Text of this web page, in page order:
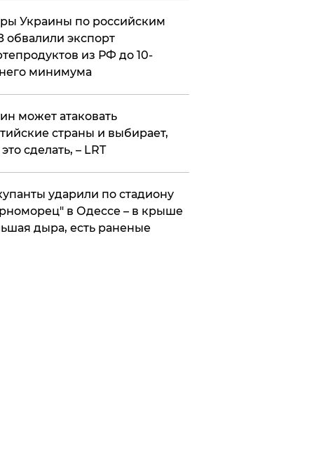
Украины по российским
обвалили экспорт
из РФ до 10-
минимума
может атаковать
страны и выбирает,
сделать, – LRT
ударили по стадиону
в Одессе – в крыше
дыра, есть раненые